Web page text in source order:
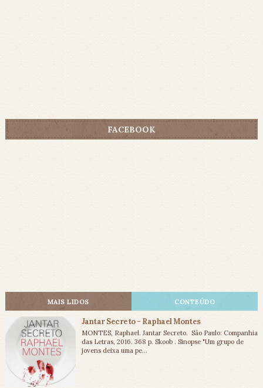
FACEBOOK
MAIS LIDOS CONTEÚDO
Jantar Secreto - Raphael Montes
MONTES, Raphael. Jantar Secreto. São Paulo: Companhia
das Letras, 2016. 368 p. Skoob . Sinopse "Um grupo de
jovens deixa uma pe...